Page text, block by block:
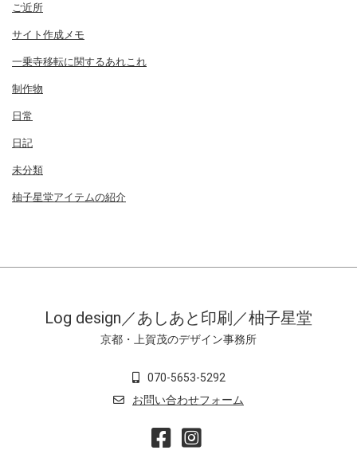
ご近所
サイト作成メモ
一乗寺移転に関するあれこれ
制作物
日常
日記
未分類
柚子星堂アイテムの紹介
Log design／あしあと印刷／柚子星堂
京都・上賀茂のデザイン事務所
070-5653-5292
お問い合わせフォーム